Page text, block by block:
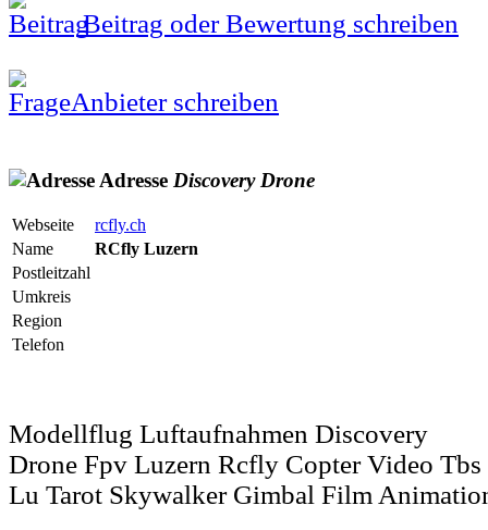
Beitrag oder Bewertung schreiben
Anbieter schreiben
Adresse Discovery Drone
Webseite
rcfly.ch
Name
RCfly Luzern
Postleitzahl
Umkreis
Region
Telefon
Modellflug Luftaufnahmen Discovery
Drone Fpv Luzern Rcfly Copter Video Tbs
Lu Tarot Skywalker Gimbal Film